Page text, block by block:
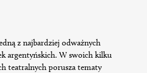
z najbardziej odważnych
argentyńskich. W swoich kilku
teatralnych porusza tematy